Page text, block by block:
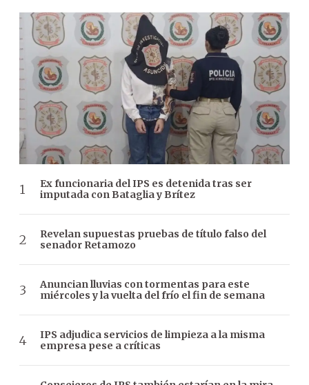
Ex funcionaria del IPS es detenida tras ser
imputada con Bataglia y Brítez
Revelan supuestas pruebas de título falso del
senador Retamozo
Anuncian lluvias con tormentas para este
miércoles y la vuelta del frío el fin de semana
IPS adjudica servicios de limpieza a la misma
empresa pese a críticas